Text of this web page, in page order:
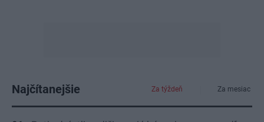
Najčítanejšie Za týždeň Za mesiac